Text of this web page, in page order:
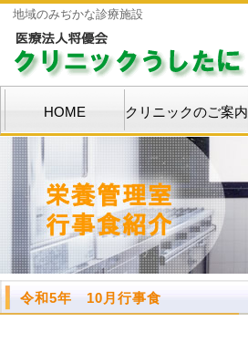
地域のみぢかな診療施設
HOME クリニックのご案内
令和5年 10月行事食